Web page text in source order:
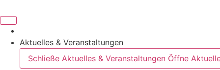
Aktuelles & Veranstaltungen
Schließe Aktuelles & Veranstaltungen Öffne